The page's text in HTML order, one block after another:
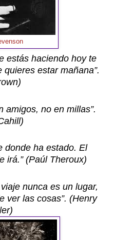
estás haciendo hoy te
estar mañana”.
amigos, no en millas”.
donde ha estado. El
irá.” (Paúl Theroux)
nunca es un lugar,
ver las cosas”. (Henry